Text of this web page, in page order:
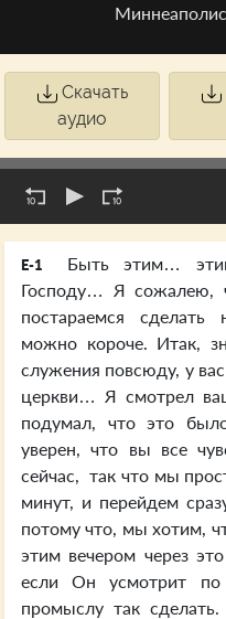
Скачать
аудио
E-1
Быть этим…
Господу… Я сожалею,
постараемся
можно короче. Итак,
служения повсюду, у
церкви… Я смотрел
подумал, что это
уверен, что вы все
сейчас, так что мы
минут, и перейдем
потому что, мы хотим,
этим вечером через
если Он усмотрит по
промыслу так